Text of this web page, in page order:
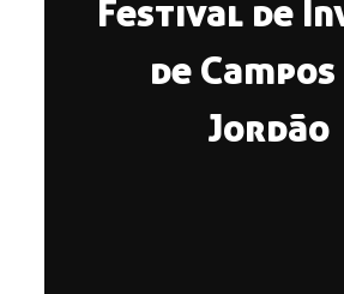
Festival de
de
Jordão